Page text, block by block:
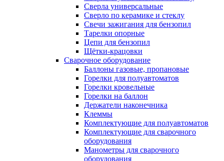
Сверла универсальные
Сверло по керамике и стеклу
Свечи зажигания для бензопил
Тарелки опорные
Цепи для бензопил
Щётки-крацовки
Сварочное оборудование
Баллоны газовые, пропановые
Горелки для полуавтоматов
Горелки кровельные
Горелки на баллон
Держатели наконечника
Клеммы
Комплектующие для полуавтоматов
Комплектующие для сварочного
оборудования
Манометры для сварочного
оборудования